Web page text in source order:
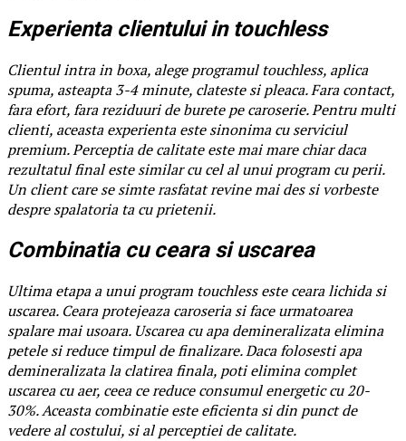
Experienta clientului in touchless
Clientul intra in boxa, alege programul touchless, aplica
spuma, asteapta 3-4 minute, clateste si pleaca. Fara contact,
fara efort, fara reziduuri de burete pe caroserie. Pentru multi
clienti, aceasta experienta este sinonima cu serviciul
premium. Perceptia de calitate este mai mare chiar daca
rezultatul final este similar cu cel al unui program cu perii.
Un client care se simte rasfatat revine mai des si vorbeste
despre spalatoria ta cu prietenii.
Combinatia cu ceara si uscarea
Ultima etapa a unui program touchless este ceara lichida si
uscarea. Ceara protejeaza caroseria si face urmatoarea
spalare mai usoara. Uscarea cu apa demineralizata elimina
petele si reduce timpul de finalizare. Daca folosesti apa
demineralizata la clatirea finala, poti elimina complet
uscarea cu aer, ceea ce reduce consumul energetic cu 20-
30%. Aceasta combinatie este eficienta si din punct de
vedere al costului, si al perceptiei de calitate.